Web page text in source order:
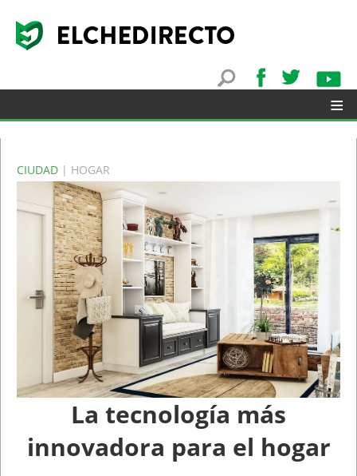
≡
CIUDAD | HOGAR
La tecnología más
innovadora para el hogar